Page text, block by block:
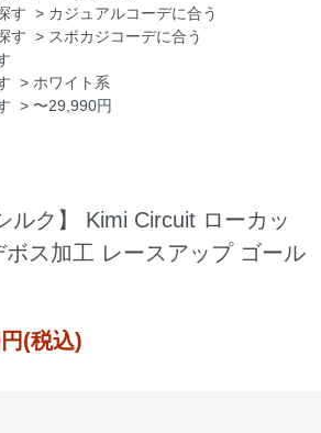
す > カジュアルコーデに合う
す > スポカジコーデに合う
> ホワイト系
> 〜29,990円
ルク】 Kimi Circuit ローカッ
ボス加工 レースアップ ゴール
(税込)